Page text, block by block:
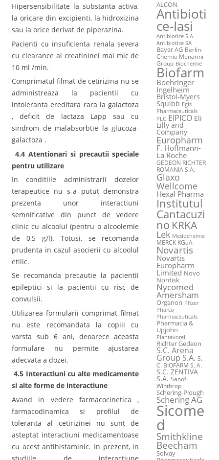
Hipersensibilitate la substanta activa,
la oricare din excipienti, la hidroxizina
sau la orice derivat de piperazina.
Pacienti cu insuficienta renala severa
cu clearance al creatininei mai mic de
10 ml /min.
Comprimatul filmat de cetirizina nu se
administreaza la pacientii cu
intoleranta ereditara rara la galactoza
, deficit de lactaza Lapp sau cu
sindrom de malabsorbtie la glucoza-
galactoza .
4.4 Atentionari si precautii speciale
pentru utilizare
In conditiile administrarii dozelor
terapeutice nu s-a putut demonstra
prezenta unor interactiuni
semnificative din punct de vedere
clinic cu alcoolul (pentru o alcoolemie
de 0,5 g/l). Totusi, se recomanda
prudenta in cazul asocierii cu alcoolul
etilic.
Se recomanda precautie la pacientii
epileptici si la pacientii cu risc de
convulsii.
Utilizarea formularii comprimat filmat
nu este recomandata la copiii cu
varsta sub 6 ani, deoarece aceasta
formulare nu permite ajustarea
adecvata a dozei.
4.5 Interactiuni cu alte medicamente
si alte forme de interactiune
Avand in vedere farmacocinetica ,
farmacodinamica si profilul de
toleranta al cetirizinei nu sunt de
asteptat interactiuni medicamentoase
cu acest antihistaminic. In prezent, in
studiile de interactiune
ALCON
Antibioti
ce-Iasi
Antibiotice S.A.
Antibiotice SA
Bayer AG Berlin-
Chemie Menarini
Group Biochemie
Biofarm
Boehringer
Ingelheim
Bristol-Myers
Squibb Egis
Pharmaceuticals
PLC EIPICO Eli
Lilly and
Company
Europharm
F. Hoffmann-
La Roche
GEDEON RICHTER
ROMANIA S.A.
Glaxo
Wellcome
Hexal Pharma
Institutul
Cantacuzi
no KRKA
Lek Medochemie
MERCK KGaA
Novartis
Novartis
Europharm
Limited Novo
Nordisk
Nycomed
Amersham
Organon Pfizer
Pharco
Pharmaceuticals
Pharmacia &
Upjohn
Plantavorel
Richter Gedeon
S.C. Arena
Group S.A. S.
C. BIOFARM S. A.
S.C. ZENTIVA
S.A. Sanofi
Winthrop
Schering-Plough
Schering AG
Sicome
d
Smithkline
Beecham
Solvay